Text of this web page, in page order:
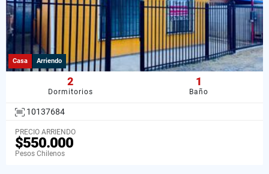
Casa Arriendo
2
Dormitorios
1
Baño
10137684
PRECIO ARRIENDO
$550.000
Pesos Chilenos